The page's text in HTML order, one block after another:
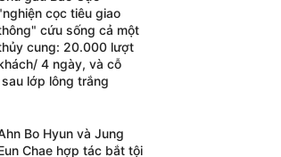
cọc tiêu giao
cứu sống cả một
cung: 20.000 lượt
4 ngày, và cỗ
lớp lông trắng
Bo Hyun và Jung
Chae hợp tác bắt tội